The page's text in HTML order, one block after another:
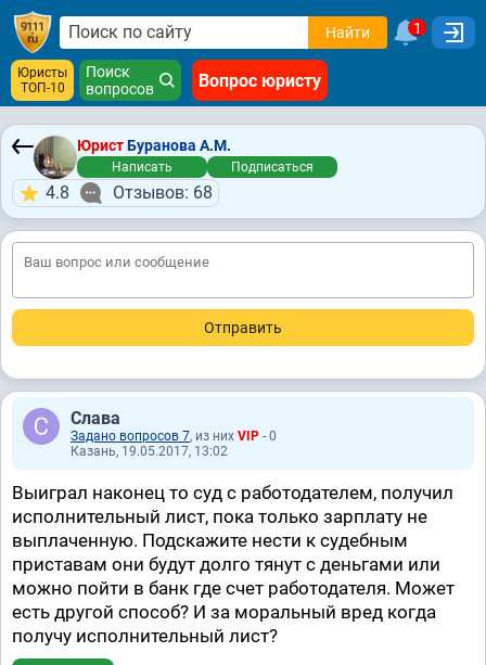
Найти 1
Юристы
ТОП-10
Поиск
вопросов
Вопрос юристу
ЮристБуранова А.М.
Написать Подписаться
4.8 Отзывов: 68
Слава
Задано вопросов 7, из них VIP - 0
Казань, 19.05.2017, 13:02
Выиграл наконец то суд с работодателем, получил
исполнительный лист, пока только зарплату не
выплаченную. Подскажите нести к судебным
приставам они будут долго тянут с деньгами или
можно пойти в банк где счет работодателя. Может
есть другой способ? И за моральный вред когда
получу исполнительный лист?